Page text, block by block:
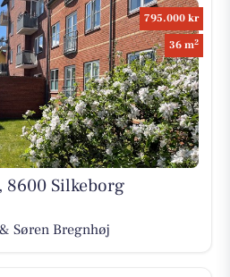
795.000 kr
36 m2
8600 Silkeborg
Søren Bregnhøj